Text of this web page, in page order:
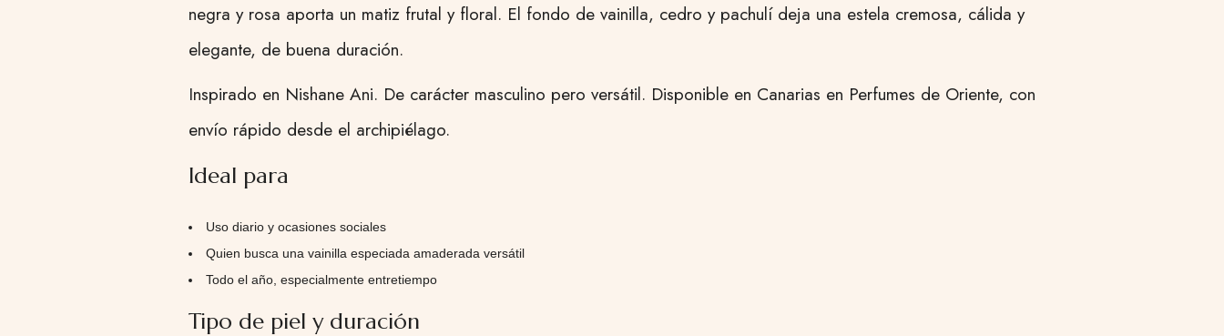
negra y rosa aporta un matiz frutal y floral. El fondo de vainilla, cedro y pachulí deja una estela cremosa, cálida y
elegante, de buena duración.
Inspirado en Nishane Ani. De carácter masculino pero versátil. Disponible en Canarias en Perfumes de Oriente, con
envío rápido desde el archipiélago.
Ideal para
Uso diario y ocasiones sociales
Quien busca una vainilla especiada amaderada versátil
Todo el año, especialmente entretiempo
Tipo de piel y duración